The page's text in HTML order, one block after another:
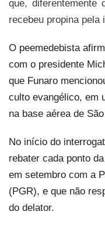
que, diferentemente
recebeu propina pela
O peemedebista
com o presidente
que Funaro
culto evangélico, em
na base aérea de
No início do
rebater cada ponto
em setembro com a
(PGR), e que não
do delator.